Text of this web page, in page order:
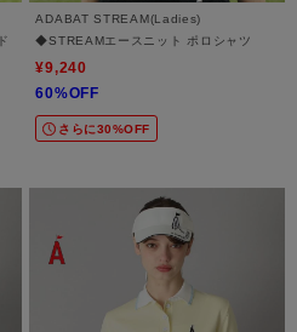
ADABAT STREAM(Ladies)
◆STREAMエースニット ポロシャツ
¥9,240
60%OFF
さらに30%OFF